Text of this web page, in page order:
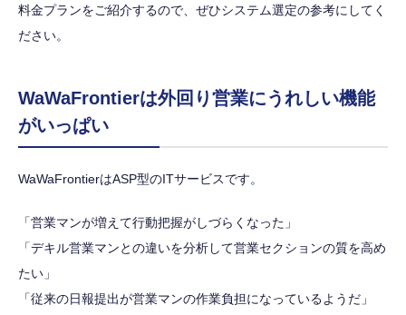
料金プランをご紹介するので、ぜひシステム選定の参考にしてく
ださい。
WaWaFrontierは外回り営業にうれしい機能
がいっぱい
WaWaFrontierはASP型のITサービスです。
「営業マンが増えて行動把握がしづらくなった」
「デキル営業マンとの違いを分析して営業セクションの質を高め
たい」
「従来の日報提出が営業マンの作業負担になっているようだ」